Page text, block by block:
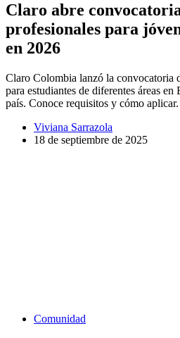
Claro abre
profesionales para
en 2026
Claro Colombia lanzó la convocatoria
para estudiantes de diferentes áreas
país. Conoce requisitos y cómo aplicar.
Viviana Sarrazola
18 de septiembre de 2025
Comunidad